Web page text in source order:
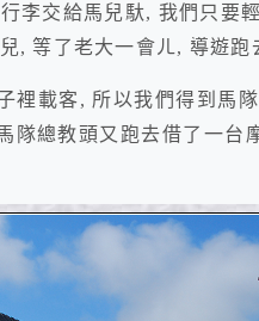
李交給馬兒馱, 我們只
, 等了老大一會ㄦ, 導遊
裡載客, 所以我們得到馬
隊總教頭又跑去借了一